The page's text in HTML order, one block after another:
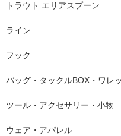
トラウト エリアスプーン
ライン
フック
バッグ・タックルBOX・ワレ
ツール・アクセサリー・小物
ウェア・アパレル